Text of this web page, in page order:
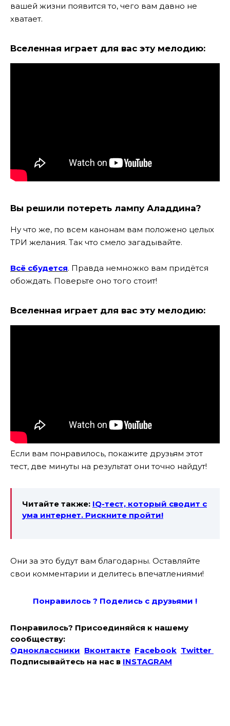
вашей жизни появится то, чего вам давно не
хватает.
Вселенная играет для вас эту мелодию:
Вы решили потереть лампу Аладдина?
Ну что же, по всем канонам вам положено целых
ТРИ желания. Так что смело загадывайте.
Всё сбудется. Правда немножко вам придётся
обождать. Поверьте оно того стоит!
Вселенная играет для вас эту мелодию:
Если вам понравилось, покажите друзьям этот
тест, две минуты на результат они точно найдут!
Читайте также: IQ-тест, который сводит с
ума интернет. Рискните пройти!
Они за это будут вам благодарны. Оставляйте
свои комментарии и делитесь впечатлениями!
Понравилось ? Поделись с друзьями !
Понравилось? Присоединяйся к нашему
сообществу:
Одноклассники Вконтакте Facebook Twitter
Подписывайтесь на наc в INSTAGRAM